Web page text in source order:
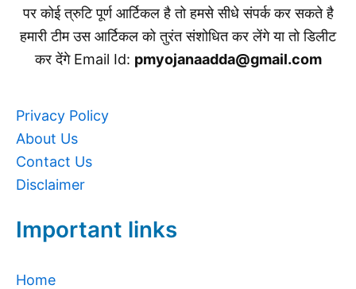
पर कोई त्रुटि पूर्ण आर्टिकल है तो हमसे सीधे संपर्क कर सकते है
हमारी टीम उस आर्टिकल को तुरंत संशोधित कर लेंगे या तो डिलीट
कर देंगे Email Id: pmyojanaadda@gmail.com
Privacy Policy
About Us
Contact Us
Disclaimer
Important links
Home